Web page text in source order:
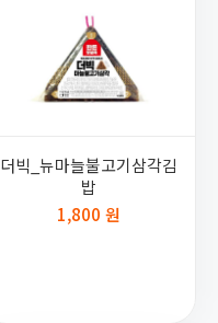
더빅_뉴마늘불고기삼각김
밥
1,800 원